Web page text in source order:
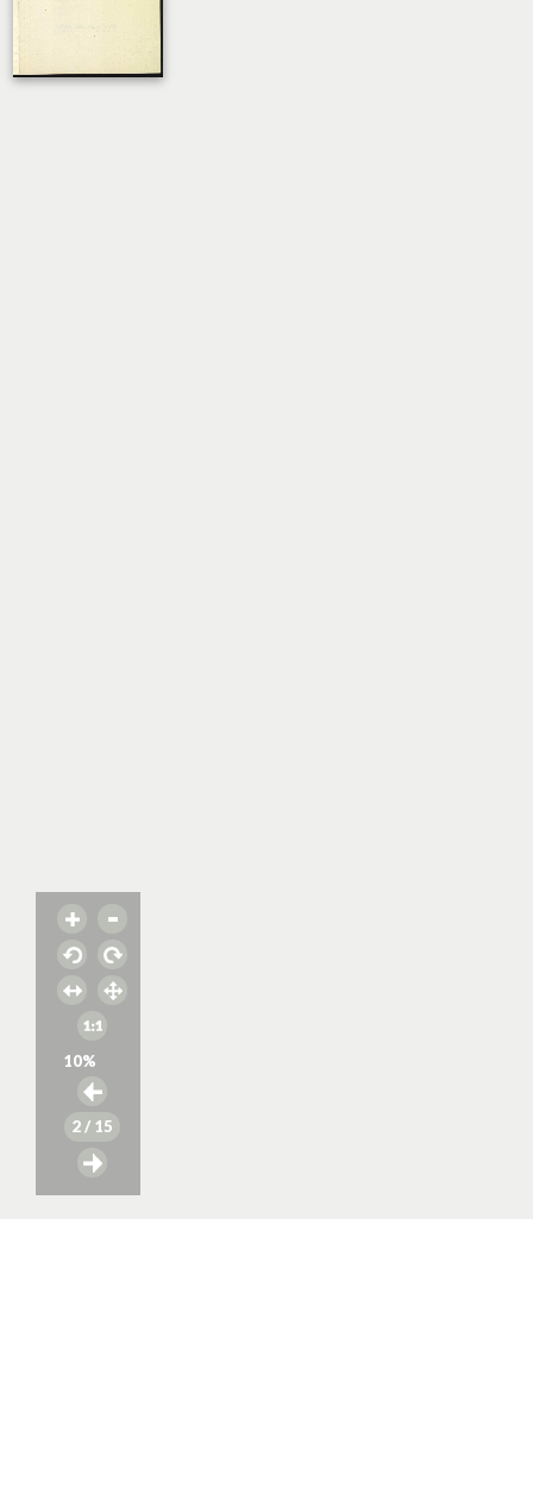
10%
2/ 15